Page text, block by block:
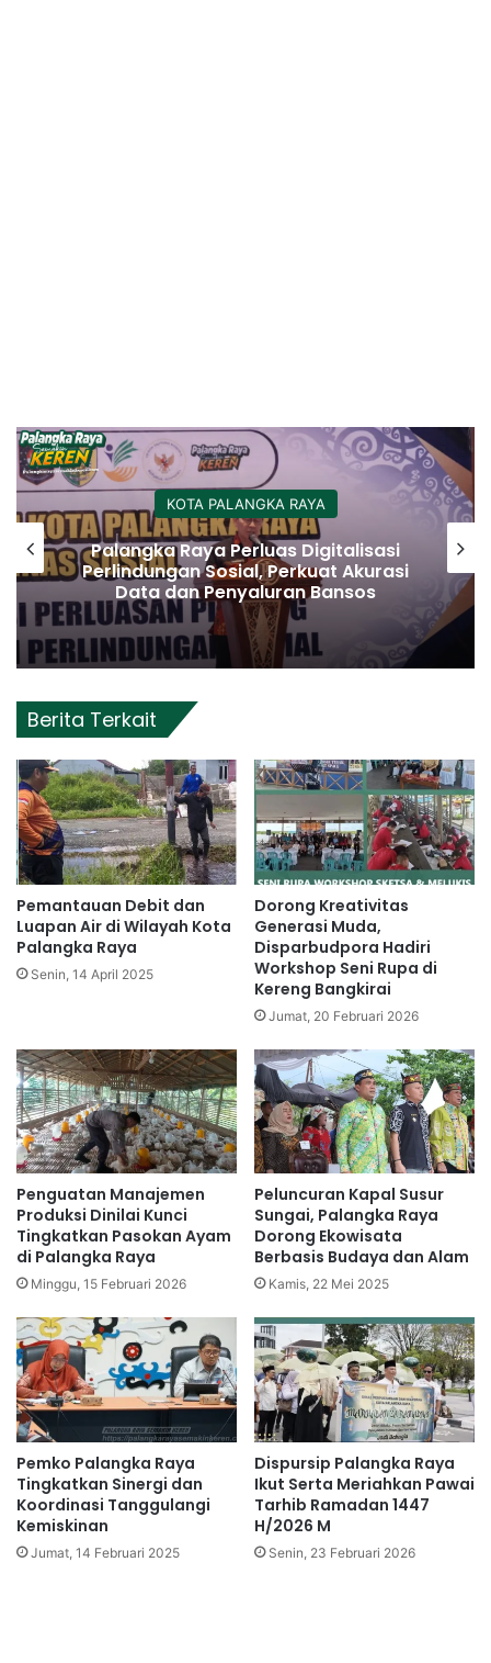
KOTA PALANGKA RAYA
Palangka Raya Perluas Digitalisasi
Perlindungan Sosial, Perkuat Akurasi
Data dan Penyaluran Bansos
Berita Terkait
Pemantauan Debit dan
Luapan Air di Wilayah Kota
Palangka Raya
Senin, 14 April 2025
Dorong Kreativitas
Generasi Muda,
Disparbudpora Hadiri
Workshop Seni Rupa di
Kereng Bangkirai
Jumat, 20 Februari 2026
Penguatan Manajemen
Produksi Dinilai Kunci
Tingkatkan Pasokan Ayam
di Palangka Raya
Minggu, 15 Februari 2026
Peluncuran Kapal Susur
Sungai, Palangka Raya
Dorong Ekowisata
Berbasis Budaya dan Alam
Kamis, 22 Mei 2025
Pemko Palangka Raya
Tingkatkan Sinergi dan
Koordinasi Tanggulangi
Kemiskinan
Jumat, 14 Februari 2025
Dispursip Palangka Raya
Ikut Serta Meriahkan Pawai
Tarhib Ramadan 1447
H/2026 M
Senin, 23 Februari 2026